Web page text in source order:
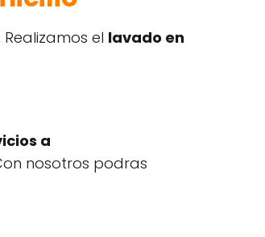
Realizamos el lavado en
a
nosotros podras